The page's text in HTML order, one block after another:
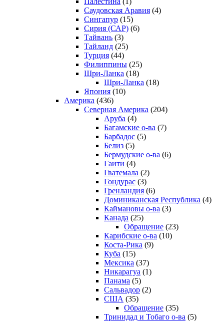
Саудовская Аравия (4)
Сингапур (15)
Сирия (САР) (6)
Тайвань (3)
Тайланд (25)
Турция (44)
Филиппины (25)
Шри-Ланка (18)
Шри-Ланка (18)
Япония (10)
Америка (436)
Северная Америка (204)
Аруба (4)
Багамские о-ва (7)
Барбадос (5)
Белиз (5)
Бермудские о-ва (6)
Гаити (4)
Гватемала (2)
Гондурас (3)
Гренландия (6)
Доминиканская Республика (4)
Каймановы о-ва (3)
Канада (25)
Обращение (23)
Карибские о-ва (10)
Коста-Рика (9)
Куба (15)
Мексика (37)
Никарагуа (1)
Панама (5)
Сальвадор (2)
США (35)
Обращение (35)
Тринидад и Тобаго о-ва (5)